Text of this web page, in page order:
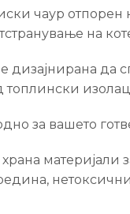
чаур отпорен
на
дизајнирана да
топлински
за вашето
материјали